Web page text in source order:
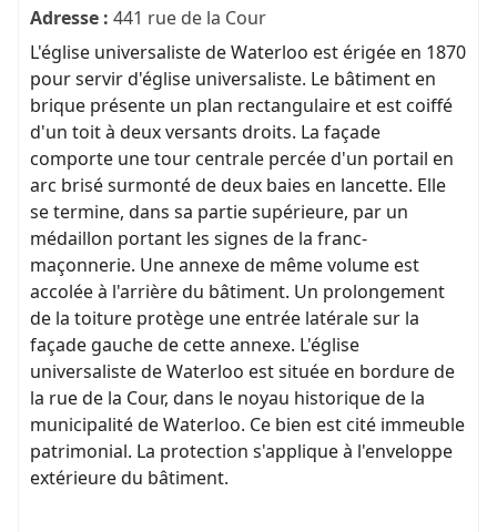
Adresse : 441 rue de la Cour
L'église universaliste de Waterloo est érigée en 1870
pour servir d'église universaliste. Le bâtiment en
brique présente un plan rectangulaire et est coiffé
d'un toit à deux versants droits. La façade
comporte une tour centrale percée d'un portail en
arc brisé surmonté de deux baies en lancette. Elle
se termine, dans sa partie supérieure, par un
médaillon portant les signes de la franc-
maçonnerie. Une annexe de même volume est
accolée à l'arrière du bâtiment. Un prolongement
de la toiture protège une entrée latérale sur la
façade gauche de cette annexe. L'église
universaliste de Waterloo est située en bordure de
la rue de la Cour, dans le noyau historique de la
municipalité de Waterloo. Ce bien est cité immeuble
patrimonial. La protection s'applique à l'enveloppe
extérieure du bâtiment.